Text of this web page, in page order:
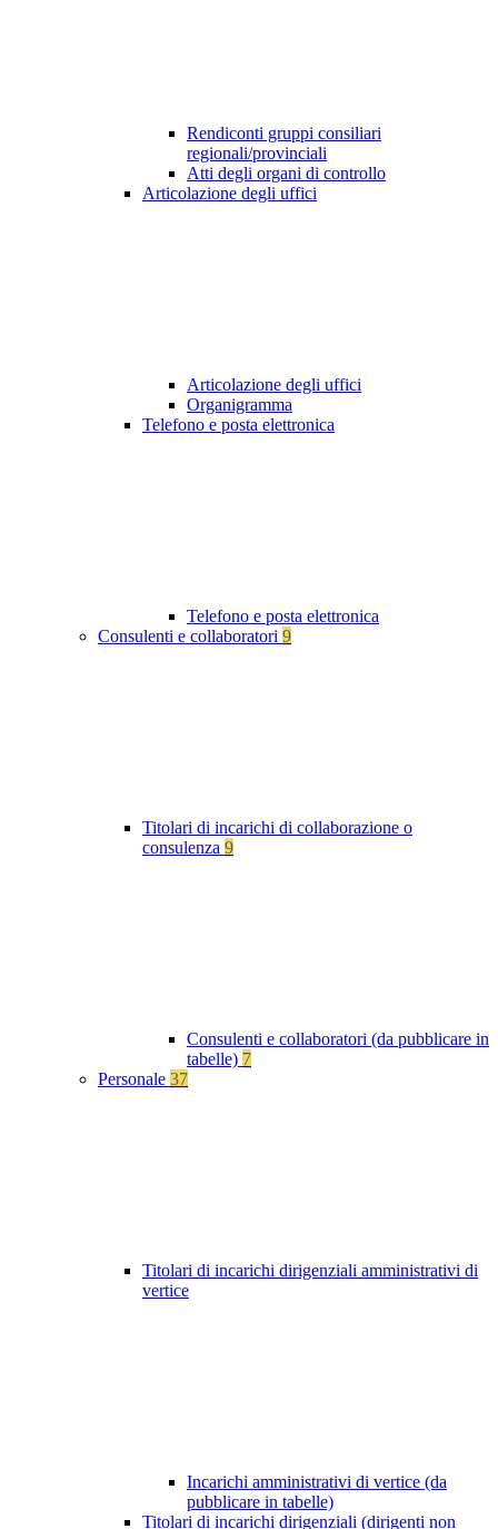
Rendiconti gruppi consiliari
regionali/provinciali
Atti degli organi di controllo
Articolazione degli uffici
Articolazione degli uffici
Organigramma
Telefono e posta elettronica
Telefono e posta elettronica
Consulenti e collaboratori 9
Titolari di incarichi di collaborazione o
consulenza 9
Consulenti e collaboratori (da pubblicare in
tabelle) 7
Personale 37
Titolari di incarichi dirigenziali amministrativi di
vertice
Incarichi amministrativi di vertice (da
pubblicare in tabelle)
Titolari di incarichi dirigenziali (dirigenti non